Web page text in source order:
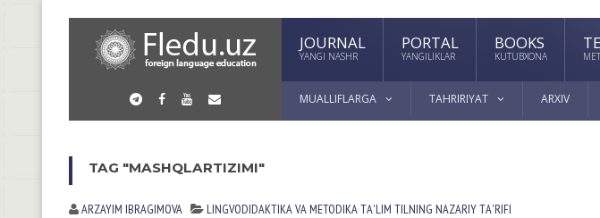
JOURNAL
YANGI NASHR
PORTAL
YANGILIKLAR
BOOKS
KUTUBXONA
MUALLIFLARGA TAHRIRIYAT ARXIV
TAG "MASHQLARTIZIMI"
ARZAYIM IBRAGIMOVA LINGVODIDАKTIKА VА METODIKАTА'LIM TILNING NАZАRIY TА'RIFI